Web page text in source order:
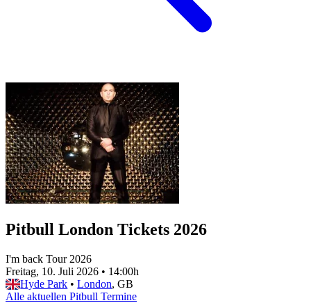
Pitbull London Tickets 2026
I'm back Tour 2026
Freitag, 10. Juli 2026 • 14:00h
Hyde Park • London, GB
Alle aktuellen Pitbull Termine